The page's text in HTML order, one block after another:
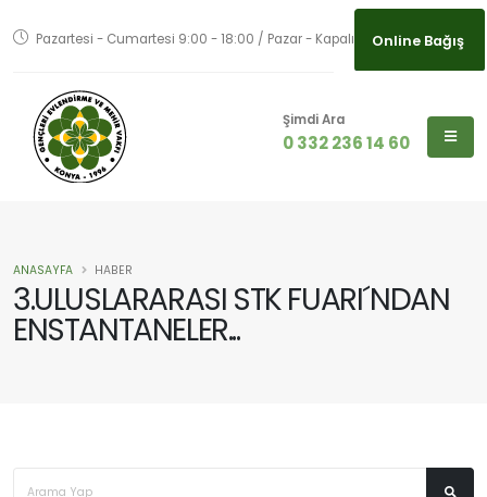
Pazartesi - Cumartesi 9:00 - 18:00 / Pazar - Kapalı Online Bağış
Şimdi Ara
0 332 236 14 60
3.ULUSLARARASI STK FUARI´NDAN
ENSTANTANELER...
ANASAYFA HABER